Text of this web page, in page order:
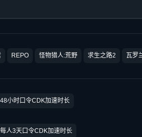
REPO 怪物猎人:荒野 求生之路2 瓦罗
小时口令CDK加速时长
人3天口令CDK加速时长